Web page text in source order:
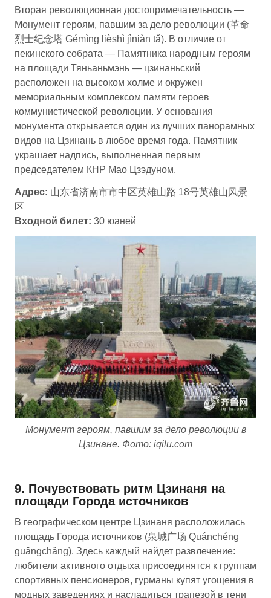
Вторая революционная достопримечательность —
Монумент героям, павшим за дело революции (革命
烈士纪念塔 Gémìng lièshì jìniàn tǎ). В отличие от
пекинского собрата — Памятника народным героям
на площади Тяньаньмэнь — цзинаньский
расположен на высоком холме и окружен
мемориальным комплексом памяти героев
коммунистической революции. У основания
монумента открывается один из лучших панорамных
видов на Цзинань в любое время года. Памятник
украшает надпись, выполненная первым
председателем КНР Мао Цзэдуном.
Адрес: 山东省济南市市中区英雄山路 18号英雄山风景
区
Входной билет: 30 юаней
Монумент героям, павшим за дело революции в
Цзинане. Фото: iqilu.com
9. Почувствовать ритм Цзинаня на
площади Города источников
В географическом центре Цзинаня расположилась
площадь Города источников (泉城广场 Quánchéng
guǎngchǎng). Здесь каждый найдет развлечение:
любители активного отдыха присоединятся к группам
спортивных пенсионеров, гурманы купят угощения в
модных заведениях и насладиться трапезой в тени